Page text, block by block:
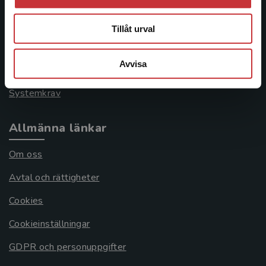
Tillåt urval
Avvisa
Frågor och svar
Systemkrav
Allmänna länkar
Om oss
Avtal och rättigheter
Cookies
Cookieinställningar
GDPR och personuppgifter